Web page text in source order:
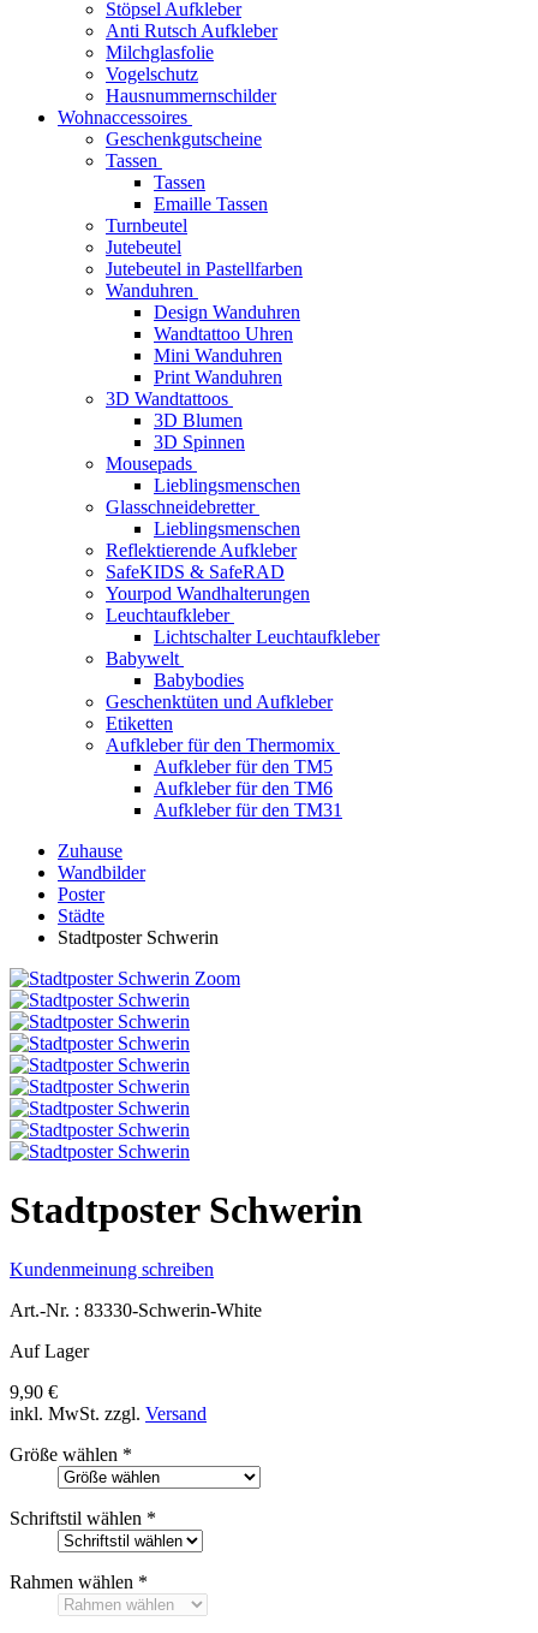
Stöpsel Aufkleber
Anti Rutsch Aufkleber
Milchglasfolie
Vogelschutz
Hausnummernschilder
Wohnaccessoires
Geschenkgutscheine
Tassen
Tassen
Emaille Tassen
Turnbeutel
Jutebeutel
Jutebeutel in Pastellfarben
Wanduhren
Design Wanduhren
Wandtattoo Uhren
Mini Wanduhren
Print Wanduhren
3D Wandtattoos
3D Blumen
3D Spinnen
Mousepads
Lieblingsmenschen
Glasschneidebretter
Lieblingsmenschen
Reflektierende Aufkleber
SafeKIDS & SafeRAD
Yourpod Wandhalterungen
Leuchtaufkleber
Lichtschalter Leuchtaufkleber
Babywelt
Babybodies
Geschenktüten und Aufkleber
Etiketten
Aufkleber für den Thermomix
Aufkleber für den TM5
Aufkleber für den TM6
Aufkleber für den TM31
Zuhause
Wandbilder
Poster
Städte
Stadtposter Schwerin
Zoom
Stadtposter Schwerin
Kundenmeinung schreiben
Art.-Nr. : 83330-Schwerin-White
Auf Lager
9,90 €
inkl. MwSt. zzgl. Versand
Größe wählen *
Schriftstil wählen *
Rahmen wählen *